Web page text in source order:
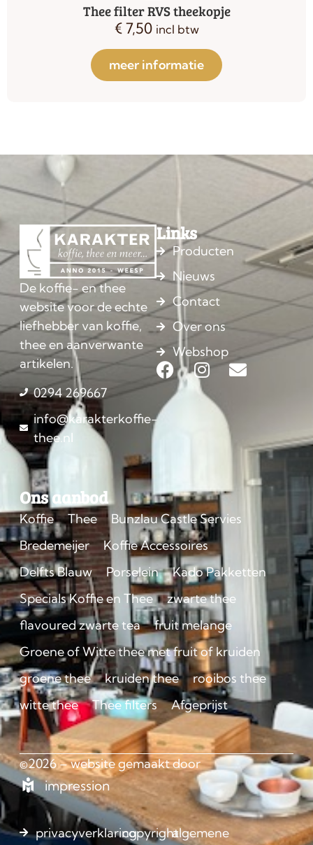
Thee filter RVS theekopje
€7,50 incl btw
meer informatie
De koffie- en thee
website voor de echte
liefhebber van koffie,
thee en aanverwante
artikelen.
0294 269667
info@karakterkoffie-
thee.nl
Links
Producten
Nieuws
Contact
Over ons
Webshop
Ons aanbod
Koffie Thee
Bunzlau Castle Servies
Bredemeijer
Koffie Accessoires
Delfts Blauw
Porselein
Kado Pakketten
Specials Koffie en Thee
zwarte thee
flavoured zwarte tea
fruit melange
Groene of Witte thee met fruit of kruiden
groene thee
kruiden thee
rooibos thee
witte thee
Thee filters Afgeprijst
©2026 – website gemaakt door
impression
privacyverklaringcopyrightalgemene